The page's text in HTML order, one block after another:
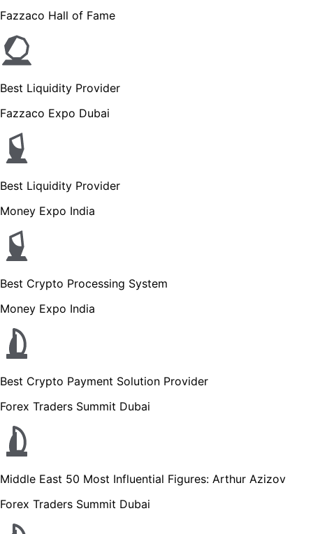
Fazzaco Hall of Fame
Best Liquidity Provider
Fazzaco Expo Dubai
Best Liquidity Provider
Money Expo India
Best Crypto Processing System
Money Expo India
Best Crypto Payment Solution Provider
Forex Traders Summit Dubai
Middle East 50 Most Influential Figures: Arthur Azizov
Forex Traders Summit Dubai